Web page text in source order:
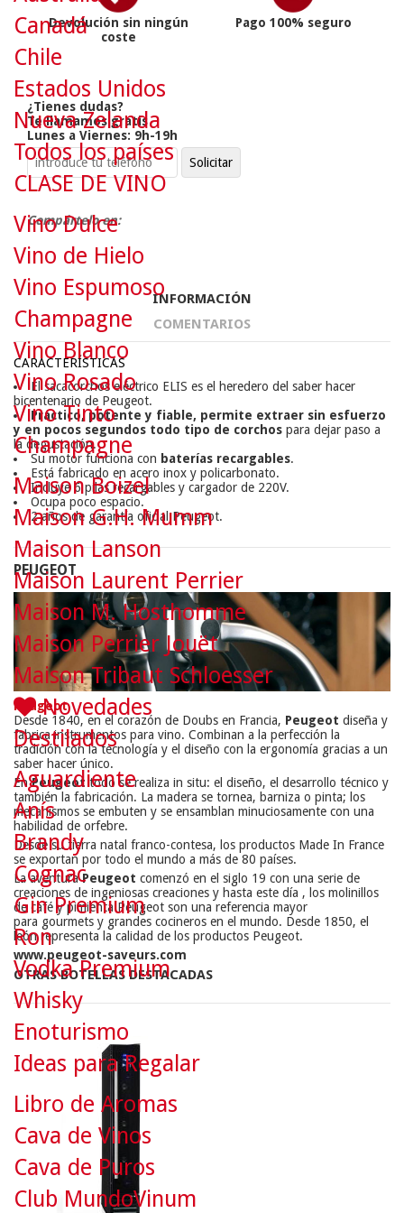
Devolución sin ningún
coste
Pago 100% seguro
¿Tienes dudas?
Te llamamos gratis
Lunes a Viernes: 9h-19h
Compártelo en:
INFORMACIÓN
COMENTARIOS
CARACTERÍSTICAS
El sacacorchos eléctrico ELIS es el heredero del saber hacer
bicentenario de Peugeot.
Práctico, potente y fiable, permite extraer sin esfuerzo
y en pocos segundos todo tipo de corchos para dejar paso a
la degustación.
Su motor funciona con baterías recargables.
Está fabricado en acero inox y policarbonato.
Incluye 6 pilas recargables y cargador de 220V.
Ocupa poco espacio.
2 años de garantía oficial Peugeot.
PEUGEOT
Peugeot
Desde 1840, en el corazón de Doubs en Francia, Peugeot diseña y
fabrica instrumentos para vino. Combinan a la perfección la
tradición con la tecnología y el diseño con la ergonomía gracias a un
saber hacer único.
EnPeugeot todo se realiza in situ: el diseño, el desarrollo técnico y
también la fabricación. La madera se tornea, barniza o pinta; los
mecanismos se embuten y se ensamblan minuciosamente con una
habilidad de orfebre.
Desde su tierra natal franco-contesa, los productos Made In France
se exportan por todo el mundo a más de 80 países.
La aventuraPeugeot comenzó en el siglo 19 con una serie de
creaciones de ingeniosas creaciones y hasta este día , los molinillos
de café y pimienta Peugeot son una referencia mayor
para gourmets y grandes cocineros en el mundo. Desde 1850, el
león representa la calidad de los productos Peugeot.
www.peugeot-saveurs.com
OTRAS BOTELLAS DESTACADAS
Canadá
Chile
Estados Unidos
Nueva Zelanda
Todos los países
CLASE DE VINO
Vino Dulce
Vino de Hielo
Vino Espumoso
Champagne
Vino Blanco
Vino Rosado
Vino Tinto
Champagne
Maison Boizel
Maison G.H. Mumm
Maison Lanson
Maison Laurent Perrier
Maison M. Hosthomme
Maison Perrier Jouët
Maison Tribaut Schloesser
Novedades
Destilados
Aguardiente
Anís
Brandy
Cognac
Gin Premium
Ron
Vodka Premium
Whisky
Enoturismo
Ideas para Regalar
Libro de Aromas
Cava de Vinos
Cava de Puros
Club MundoVinum